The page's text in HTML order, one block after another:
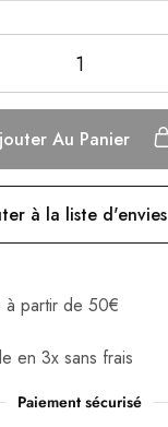
1
Au Panier
à la liste d'envies
à partir de 50€
en 3x sans frais
Paiement sécurisé